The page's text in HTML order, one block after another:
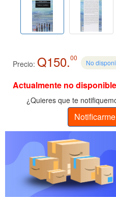
Precio: Q150.00
No
Actualmente no disponible
¿Quieres que te